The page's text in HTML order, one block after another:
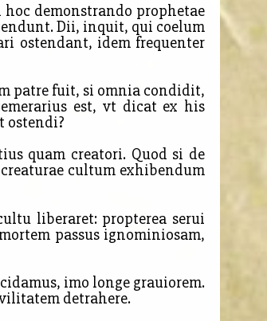
demonstrando prophetae
Dii, inquit, qui coelum
ostendant, idem frequenter
patre fuit, si omnia condidit,
est, vt dicat ex his
ostendi?
quam creatori. Quod si de
cultum exhibendum
liberaret: propterea serui
passus ignominiosam,
imo longe grauiorem.
detrahere.